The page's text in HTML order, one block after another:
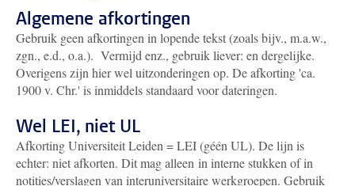
Algemene afkortingen
Gebruik geen afkortingen in lopende tekst (zoals bijv., m.a.w.,
zgn., e.d., o.a.). Vermijd enz., gebruik liever: en dergelijke.
Overigens zijn hier wel uitzonderingen op. De afkorting 'ca.
1900 v. Chr.' is inmiddels standaard voor dateringen.
Wel LEI, niet UL
Afkorting Universiteit Leiden = LEI (géén UL). De lijn is
echter: niet afkorten. Dit mag alleen in interne stukken of in
notities/verslagen van interuniversitaire werkgroepen. Gebruik